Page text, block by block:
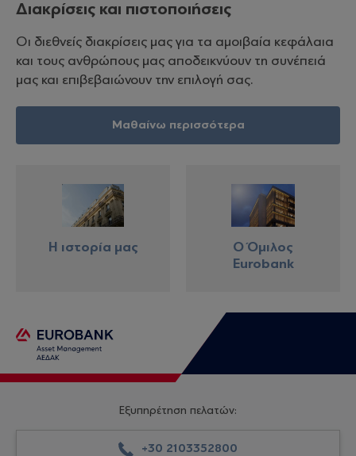
Διακρίσεις και πιστοποιήσεις
Οι διεθνείς διακρίσεις μας για τα αμοιβαία κεφάλαια
και τους ανθρώπους μας αποδεικνύουν τη συνέπειά
μας και επιβεβαιώνουν την επιλογή σας.
Μαθαίνω περισσότερα
Η ιστορία μας
Ο Όμιλος
Eurobank
Εξυπηρέτηση πελατών:
+30 2103352800